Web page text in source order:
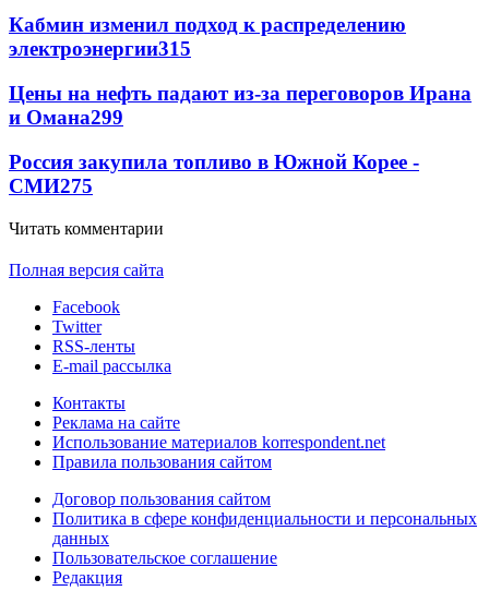
Кабмин изменил подход к распределению
электроэнергии315
Цены на нефть падают из-за переговоров Ирана
и Омана299
Россия закупила топливо в Южной Корее -
СМИ275
Читать комментарии
Полная версия сайта
Facebook
Twitter
RSS-ленты
E-mail рассылка
Контакты
Реклама на сайте
Использование материалов korrespondent.net
Правила пользования сайтом
Договор пользования сайтом
Политика в сфере конфиденциальности и персональных
данных
Пользовательское соглашение
Редакция